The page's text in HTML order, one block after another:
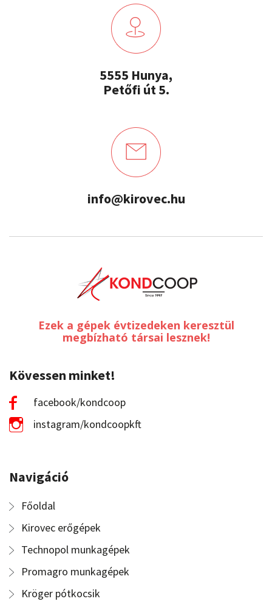
5555 Hunya,
Petőfi út 5.
info@kirovec.hu
Ezek a gépek évtizedeken keresztül
megbízható társai lesznek!
Kövessen minket!
facebook/kondcoop
instagram/kondcoopkft
Navigáció
Főoldal
Kirovec erőgépek
Technopol munkagépek
Promagro munkagépek
Kröger pótkocsik